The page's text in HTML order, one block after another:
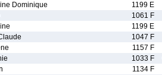
Dominique 1199 E
1061 F
1199 E
1047 F
1157 F
1033 F
1134 F